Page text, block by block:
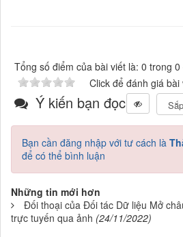
Tổng số điểm của bài viết là: 0 trong
Click để đánh giá bài
Ý kiến bạn đọc
Bạn cần đăng nhập với tư cách là
để có thể bình luận
Những tin mới hơn
Đối thoại của Đối tác Dữ liệu Mở
trực tuyến qua ảnh (24/11/2022)